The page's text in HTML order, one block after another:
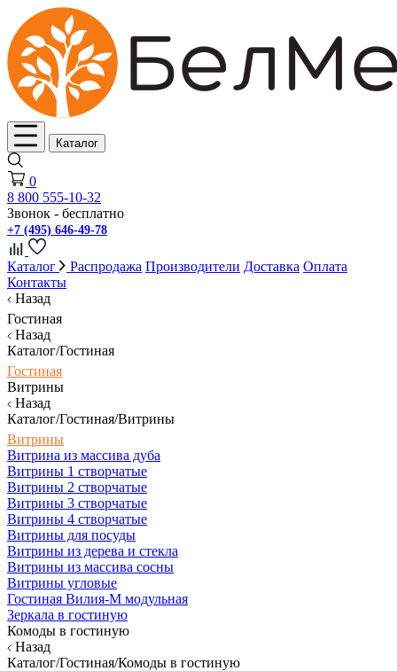
Каталог
0
8 800 555-10-32
Звонок - бесплатно
+7 (495) 646-49-78
Каталог Распродажа Производители Доставка Оплата
Контакты
Назад
Гостиная
Назад
Каталог/Гостиная
Гостиная
Витрины
Назад
Каталог/Гостиная/Витрины
Витрины
Витрина из массива дуба
Витрины 1 створчатые
Витрины 2 створчатые
Витрины 3 створчатые
Витрины 4 створчатые
Витрины для посуды
Витрины из дерева и стекла
Витрины из массива сосны
Витрины угловые
Гостиная Вилия-М модульная
Зеркала в гостиную
Комоды в гостиную
Назад
Каталог/Гостиная/Комоды в гостиную